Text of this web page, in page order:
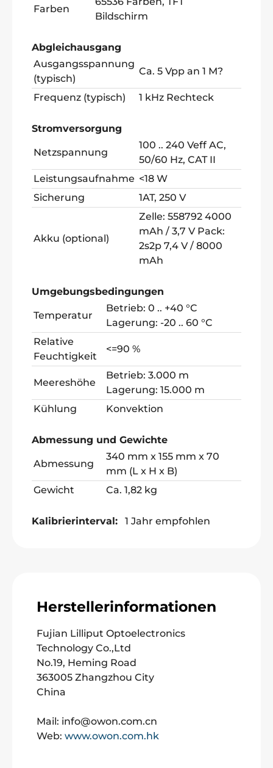
Farben
Bildschirm
Abgleichausgang
Ausgangsspannung
(typisch)
Ca. 5 Vpp an 1 M?
Frequenz (typisch) 1 kHz Rechteck
Stromversorgung
Netzspannung
100 .. 240 Veff AC,
50/60 Hz, CAT II
Leistungsaufnahme <18 W
Sicherung
1AT, 250 V
Akku (optional)
Zelle: 558792 4000
mAh / 3,7 V Pack:
2s2p 7,4 V / 8000
mAh
Umgebungsbedingungen
Temperatur
Betrieb: 0 .. +40 °C
Lagerung: -20 .. 60 °C
Relative
Feuchtigkeit
<=90 %
Meereshöhe
Betrieb: 3.000 m
Lagerung: 15.000 m
Kühlung
Konvektion
Abmessung und Gewichte
Abmessung
340 mm x 155 mm x 70
mm (L x H x B)
Gewicht
Ca. 1,82 kg
Kalibrierinterval: 1 Jahr empfohlen
Herstellerinformationen
Fujian Lilliput Optoelectronics
Technology Co.,Ltd
No.19, Heming Road
363005 Zhangzhou City
China
Mail: info@owon.com.cn
Web: www.owon.com.hk